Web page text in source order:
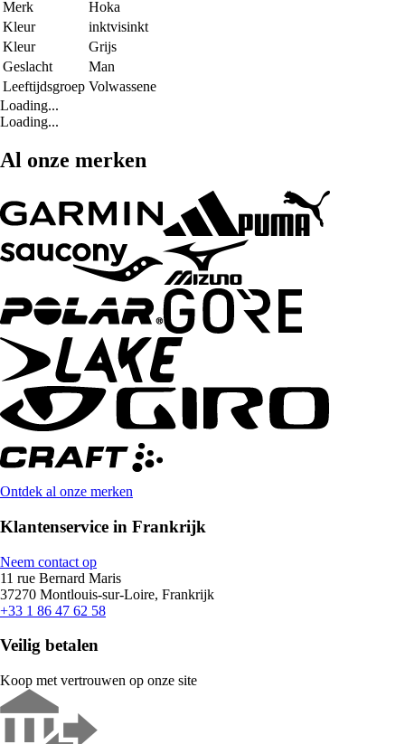
Merk
Hoka
Kleur
inktvisinkt
Kleur
Grijs
Geslacht
Man
Leeftijdsgroep Volwassene
Loading...
Loading...
Al onze merken
Ontdek al onze merken
Klantenservice in Frankrijk
Neem contact op
11 rue Bernard Maris
37270 Montlouis-sur-Loire, Frankrijk
+33 1 86 47 62 58
Veilig betalen
Koop met vertrouwen op onze site